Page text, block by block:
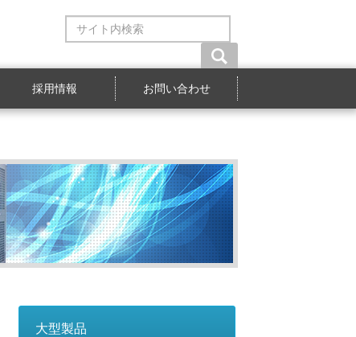
イ
内
検
採用情報 お問い合わせ
大型製品